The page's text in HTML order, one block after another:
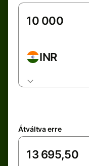
INR
Átváltva erre